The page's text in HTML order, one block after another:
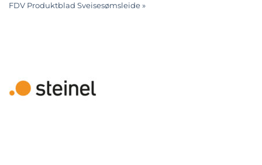
FDV Produktblad Sveisesømsleide »